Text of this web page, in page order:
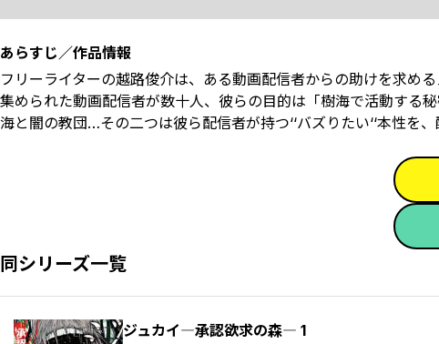
あらすじ／作品情報
フリーライターの越路俊介は、ある動画配信者からの助けを求め
集められた動画配信者が数十人、彼らの目的は「樹海で活動する
海と闇の教団…その二つは彼ら配信者が持つ‘‘バズりたい‘‘本性
同シリーズ一覧
ジュカイ―承認欲求の森― 1